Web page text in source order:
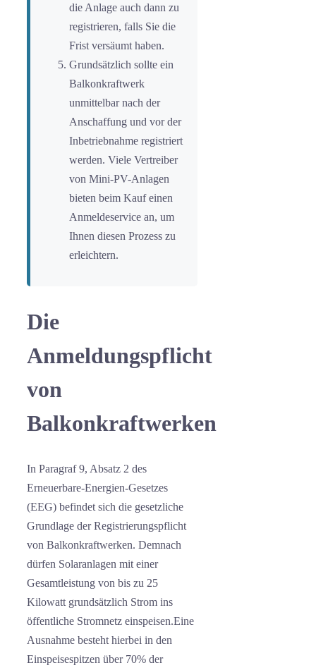
die Anlage auch dann zu
registrieren, falls Sie die
Frist versäumt haben.
Grundsätzlich sollte ein
Balkonkraftwerk
unmittelbar nach der
Anschaffung und vor der
Inbetriebnahme registriert
werden. Viele Vertreiber
von Mini-PV-Anlagen
bieten beim Kauf einen
Anmeldeservice an, um
Ihnen diesen Prozess zu
erleichtern.
Die
Anmeldungspflicht
von
Balkonkraftwerken
In Paragraf 9, Absatz 2 des
Erneuerbare-Energien-Gesetzes
(EEG) befindet sich die gesetzliche
Grundlage der Registrierungspflicht
von Balkonkraftwerken. Demnach
dürfen Solaranlagen mit einer
Gesamtleistung von bis zu 25
Kilowatt grundsätzlich Strom ins
öffentliche Stromnetz einspeisen.Eine
Ausnahme besteht hierbei in den
Einspeisespitzen über 70% der